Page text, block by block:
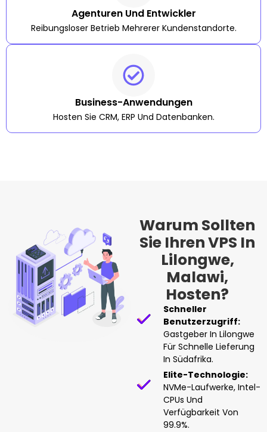
Agenturen Und Entwickler
Reibungsloser Betrieb Mehrerer Kundenstandorte.
Business-Anwendungen
Hosten Sie CRM, ERP Und Datenbanken.
Warum Sollten
Sie Ihren VPS In
Lilongwe,
Malawi,
Hosten?
Schneller
Benutzerzugriff:
Gastgeber In Lilongwe
Für Schnelle Lieferung
In Südafrika.
Elite-Technologie:
NVMe-Laufwerke, Intel-
CPUs Und
Verfügbarkeit Von
99.9%.